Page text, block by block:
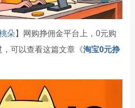
朵】网购挣佣金平台上，0元购
可以查看这篇文章《淘宝0元挣